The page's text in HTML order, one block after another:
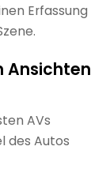
Erfassung
Ansichten
AVs
des Autos